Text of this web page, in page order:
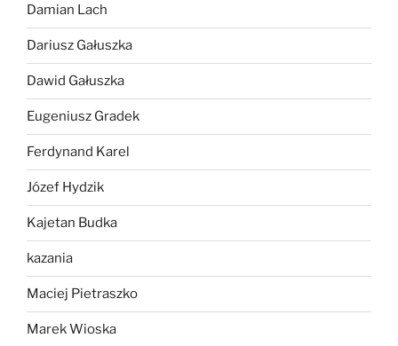
Damian Lach
Dariusz Gałuszka
Dawid Gałuszka
Eugeniusz Gradek
Ferdynand Karel
Józef Hydzik
Kajetan Budka
kazania
Maciej Pietraszko
Marek Wioska